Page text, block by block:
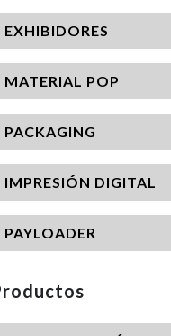
EXHIBIDORES
MATERIAL POP
PACKAGING
IMPRESIÓN DIGITAL
PAYLOADER